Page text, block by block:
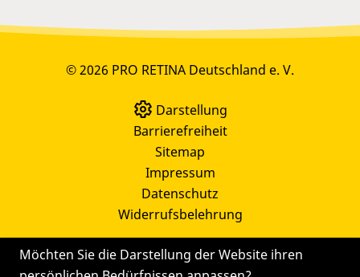
Möchten Sie die Darstellung der Website ihren
© 2026 PRO RETINA Deutschland e. V.
Darstellung
Barrierefreiheit
Sitemap
Impressum
Datenschutz
Widerrufsbelehrung